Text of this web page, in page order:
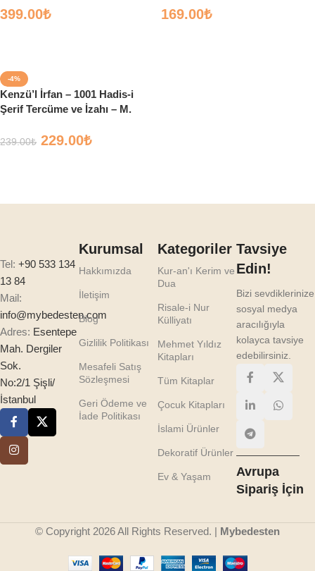
399.00₺ 169.00₺
-4%
Kenzü’l İrfan – 1001 Hadis-i
Şerif Tercüme ve İzahı – M.
239.00₺ 229.00₺
Tel: +90 533 134
13 84
Mail:
info@mybedesten.com
Adres: Esentepe
Mah. Dergiler
Sok.
No:2/1 Şişli/
İstanbul
Kurumsal
Hakkımızda
İletişim
Blog
Gizlilik Politikası
Mesafeli Satış
Sözleşmesi
Geri Ödeme ve
İade Politikası
Kategoriler
Kur-an'ı Kerim ve
Dua
Risale-i Nur
Külliyatı
Mehmet Yıldız
Kitapları
Tüm Kitaplar
Çocuk Kitapları
İslami Ürünler
Dekoratif Ürünler
Ev & Yaşam
Tavsiye
Edin!
Bizi sevdiklerinize
sosyal medya
aracılığıyla
kolayca tavsiye
edebilirsiniz.
Avrupa
Sipariş İçin
© Copyright 2026 All Rights Reserved. | Mybedesten